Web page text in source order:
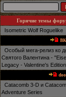
Горячие темы
Isometric Wolf Roguelike
Особый мега-релиз ко
Святого Валентина -
Legacy - Valentine's
Catacomb 3-D и
Adventure Series